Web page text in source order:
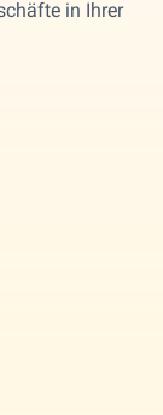
in Ihrer